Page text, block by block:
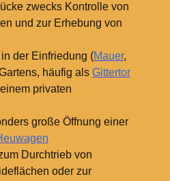
zwecks Kontrolle von
und zur Erhebung von
der Einfriedung (Mauer,
häufig als Gittertor
privaten
große Öffnung einer
Durchtrieb von
oder zur